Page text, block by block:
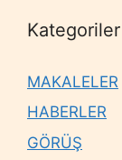
Kategoriler
MAKALELER
HABERLER
GÖRÜŞ